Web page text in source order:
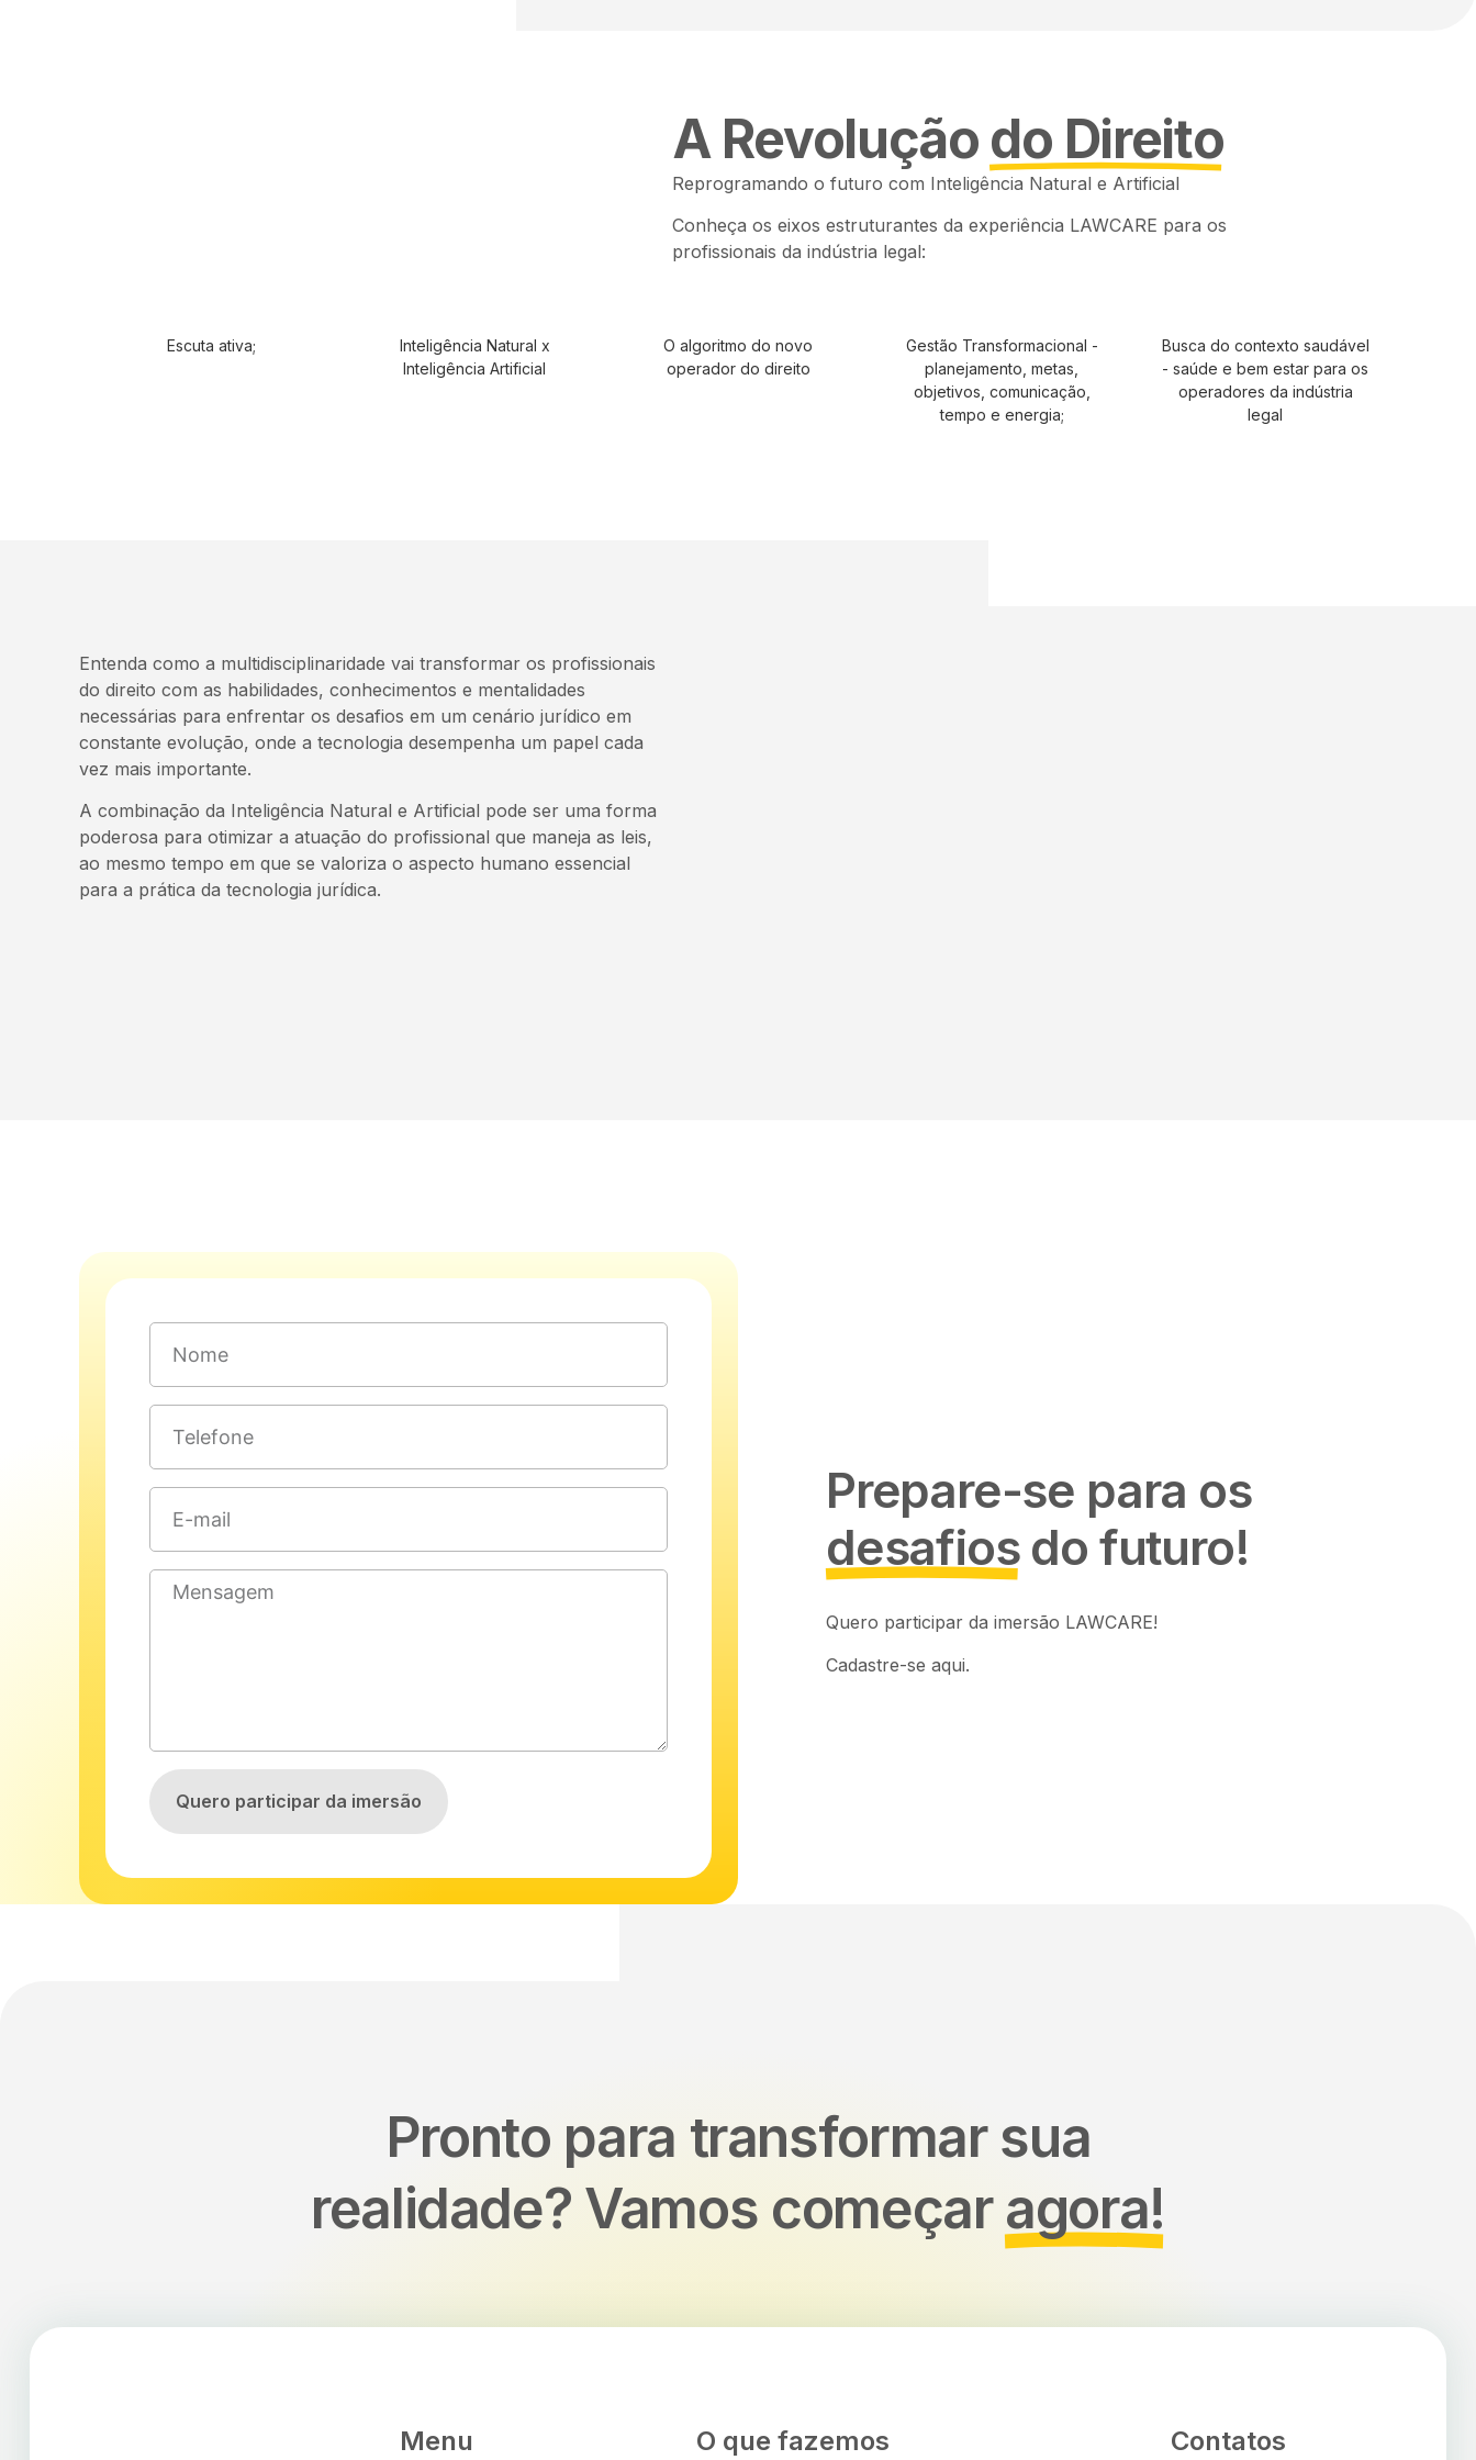
A Revolução do Direito
Reprogramando o futuro com Inteligência Natural e Artificial
Conheça os eixos estruturantes da experiência LAWCARE para os
profissionais da indústria legal:
Escuta ativa;
Inteligência Natural x
Inteligência Artificial
O algoritmo do novo
operador do direito
Gestão Transformacional -
planejamento, metas,
objetivos, comunicação,
tempo e energia;
Busca do contexto saudável
- saúde e bem estar para os
operadores da indústria
legal
Entenda como a multidisciplinaridade vai transformar os profissionais
do direito com as habilidades, conhecimentos e mentalidades
necessárias para enfrentar os desafios em um cenário jurídico em
constante evolução, onde a tecnologia desempenha um papel cada
vez mais importante.
A combinação da Inteligência Natural e Artificial pode ser uma forma
poderosa para otimizar a atuação do profissional que maneja as leis,
ao mesmo tempo em que se valoriza o aspecto humano essencial
para a prática da tecnologia jurídica.
Quero participar da imersão
Prepare-se para os
desafiosdo futuro!
Quero participar da imersão LAWCARE!
Cadastre-se aqui.
Pronto para transformar sua
realidade? Vamos começar agora!
Menu O que fazemos Contatos